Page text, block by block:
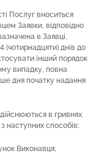
Послуг вноситься
Заявки, відповідно
в Заявці,
(чотирнадцяти) днів до
інший порядок
випадку, повна
дня початку надання
в гривнях.
наступних способів:
Виконавця;